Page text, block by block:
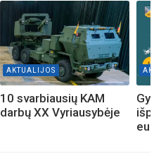
AKTUALIJOS
10 svarbiausių KAM
darbų XX Vyriausybėje